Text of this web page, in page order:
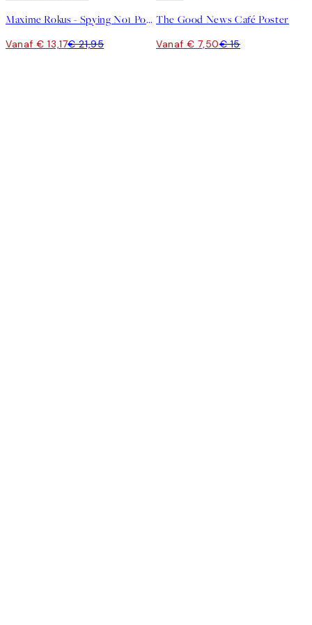
Maxime Rokus - Spying No1 Poster
Vanaf € 13,17€ 21,95
The Good News Café Poster
Vanaf € 7,50€ 15